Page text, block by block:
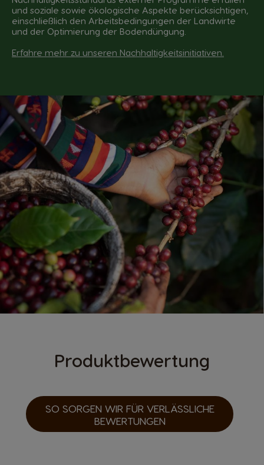
und soziale sowie ökologische Aspekte berücksichtigen,
einschließlich den Arbeitsbedingungen der Landwirte
und der Optimierung der Bodendüngung.
Erfahre mehr zu unseren Nachhaltigkeitsinitiativen
SO SORGEN WIR FÜR VERLÄSSLICHE
BEWERTUNGEN
Produktbewertung